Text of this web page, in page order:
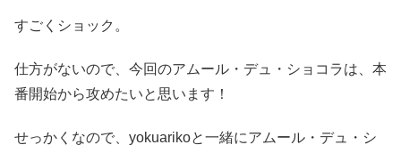
すごくショック。
仕方がないので、今回のアムール・デュ・ショコラは、本
番開始から攻めたいと思います！
せっかくなので、yokuarikoと一緒にアムール・デュ・シ